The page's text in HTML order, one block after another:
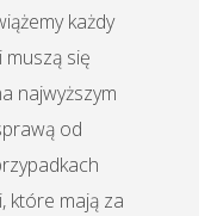
każdy
muszą się
najwyższym
od
które mają za